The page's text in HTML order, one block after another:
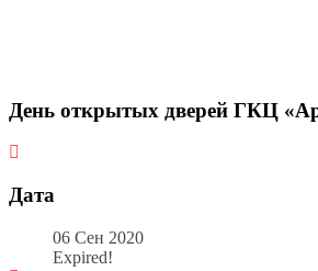
День открытых дверей ГКЦ
Дата
06 Сен 2020
Expired!